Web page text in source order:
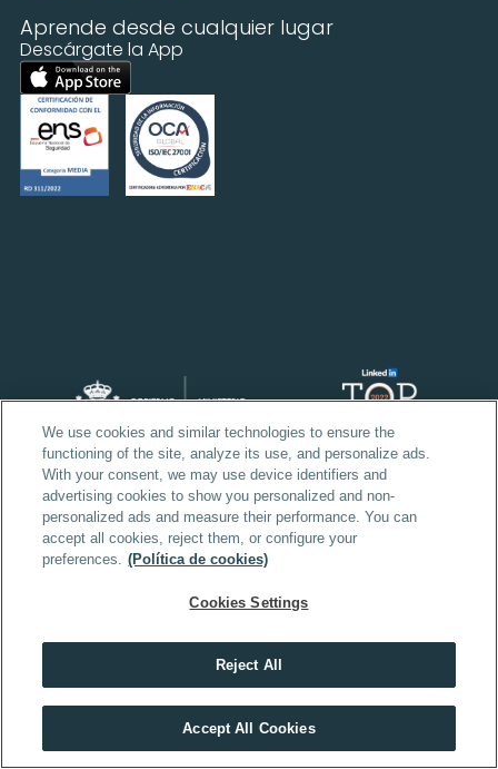
Aprende desde cualquier lugar
Descárgate la App
HACER TEST
We use cookies and similar technologies to ensure the
functioning of the site, analyze its use, and personalize ads.
With your consent, we may use device identifiers and
advertising cookies to show you personalized and non-
personalized ads and measure their performance. You can
accept all cookies, reject them, or configure your
preferences. (Política de cookies)
Cookies Settings
Reject All
Accept All Cookies